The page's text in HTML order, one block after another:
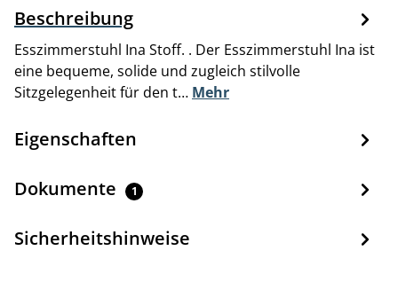
Beschreibung
Esszimmerstuhl Ina Stoff. . Der Esszimmerstuhl Ina ist
eine bequeme, solide und zugleich stilvolle
Sitzgelegenheit für den t… Mehr
Eigenschaften
Dokumente 1
Sicherheitshinweise